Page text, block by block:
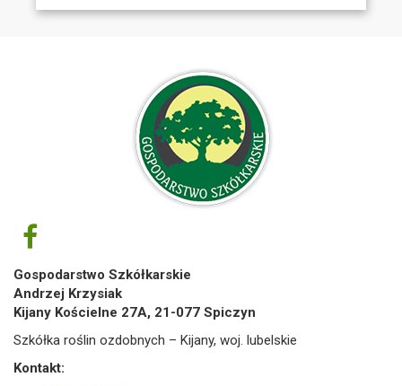
Gospodarstwo Szkółkarskie
Andrzej Krzysiak
Kijany Kościelne 27A, 21-077 Spiczyn
Szkółka roślin ozdobnych – Kijany, woj. lubelskie
Kontakt: